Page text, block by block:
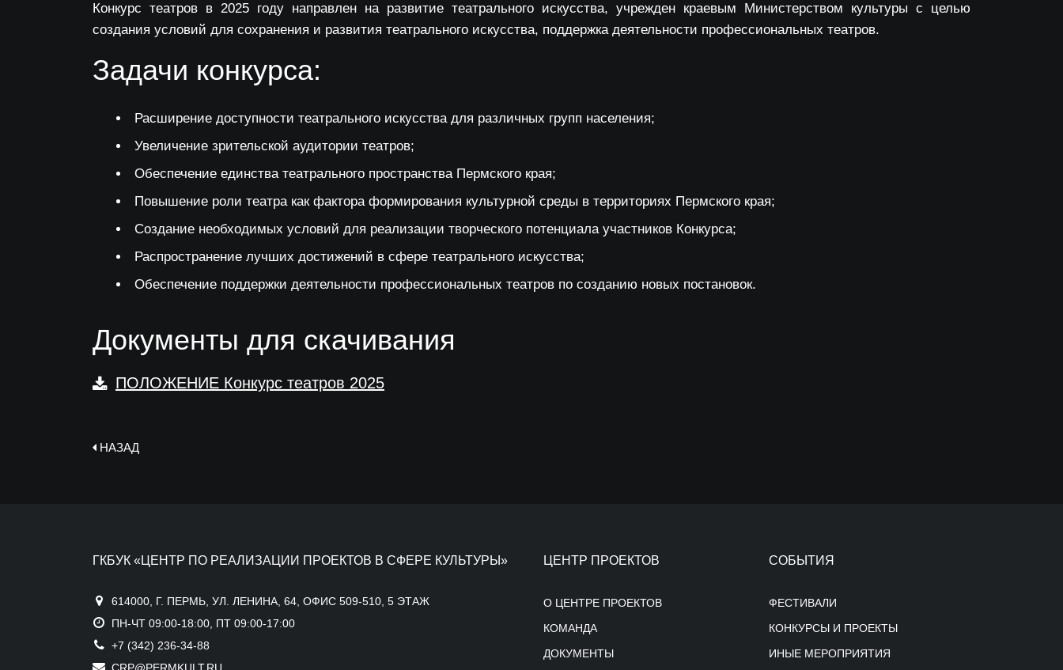
Конкурс театров в 2025 году направлен на развитие театрального искусства, учрежден краевым Министерством культуры с целью
создания условий для сохранения и развития театрального искусства, поддержка деятельности профессиональных театров.
Задачи конкурса:
Расширение доступности театрального искусства для различных групп населения;
Увеличение зрительской аудитории театров;
Обеспечение единства театрального пространства Пермского края;
Повышение роли театра как фактора формирования культурной среды в территориях Пермского края;
Создание необходимых условий для реализации творческого потенциала участников Конкурса;
Распространение лучших достижений в сфере театрального искусства;
Обеспечение поддержки деятельности профессиональных театров по созданию новых постановок.
Документы для скачивания
ПОЛОЖЕНИЕ Конкурс театров 2025
НАЗАД
ГКБУК «ЦЕНТР ПО РЕАЛИЗАЦИИ ПРОЕКТОВ В СФЕРЕ КУЛЬТУРЫ»
614000, Г. ПЕРМЬ, УЛ. ЛЕНИНА, 64, ОФИС 509-510, 5 ЭТАЖ
ПН-ЧТ 09:00-18:00, ПТ 09:00-17:00
+7 (342) 236-34-88
ЦЕНТР ПРОЕКТОВ
О ЦЕНТРЕ ПРОЕКТОВ
КОМАНДА
ДОКУМЕНТЫ
СОБЫТИЯ
ФЕСТИВАЛИ
КОНКУРСЫ И ПРОЕКТЫ
ИНЫЕ МЕРОПРИЯТИЯ